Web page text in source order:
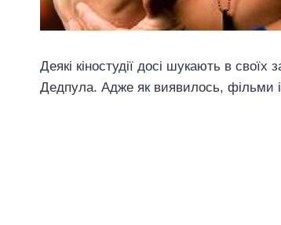
Деякі кіностудії досі шукають в
Дедпула. Адже як виявилось, фільми